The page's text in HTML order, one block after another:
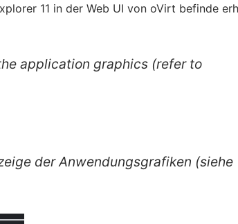
11 in der Web UI von oVirt befinde
application graphics (refer to
der Anwendungsgrafiken (siehe